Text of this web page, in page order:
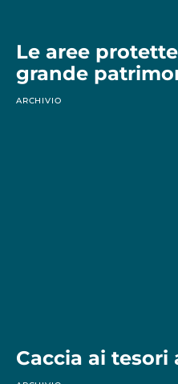
Le aree
grande
ARCHIVIO
Caccia ai tesori